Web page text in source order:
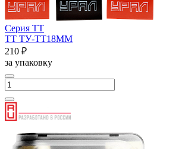
Серия ТТ
ТТ ТУ-ТТ18ММ
210 ₽
за упаковку